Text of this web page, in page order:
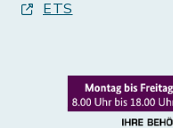
ETS